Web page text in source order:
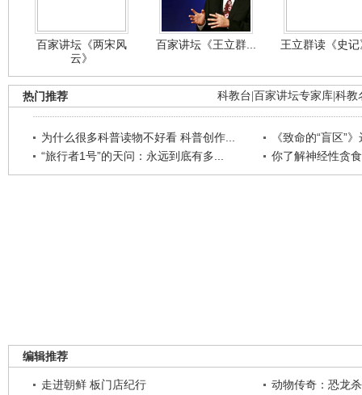
百家讲坛《两宋风
云》
百家讲坛《王立群... 王立群读《史
科教台 百家讲坛专家库 科教
热门推荐
为什么很多科普读物不好看 科普创作...
《致命的“盲区”
“旅行者1号”的天问：永远到底有多...
你了解神经性贪
编辑推荐
走进朝鲜 板门店纪行 动物传奇：恐龙